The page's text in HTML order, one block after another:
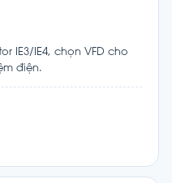
IE3/IE4, chọn VFD cho
điện.